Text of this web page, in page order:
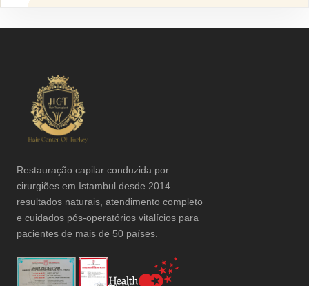
Restauração capilar conduzida por
cirurgiões em Istambul desde 2014 —
resultados naturais, atendimento completo
e cuidados pós-operatórios vitalícios para
pacientes de mais de 50 países.